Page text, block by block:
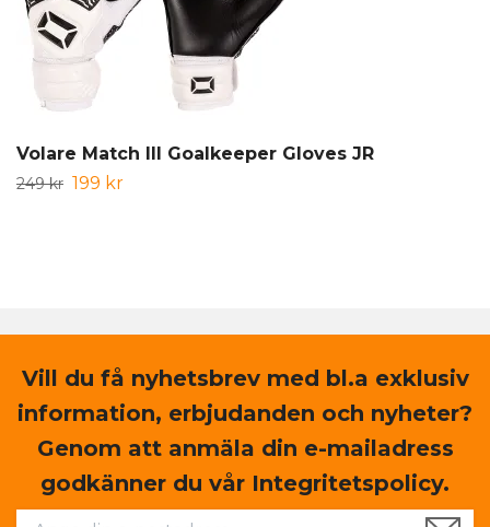
Volare Match III Goalkeeper Gloves JR
249 kr 199 kr
Vill du få nyhetsbrev med bl.a exklusiv
information, erbjudanden och nyheter?
Genom att anmäla din e-mailadress
godkänner du vår Integritetspolicy.